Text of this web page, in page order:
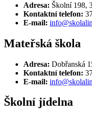
Adresa: Školní 198,
Kontaktní telefon:
E-mail:
Mateřská škola
Adresa: Dobřanská
Kontaktní telefon:
E-mail:
Školní jídelna